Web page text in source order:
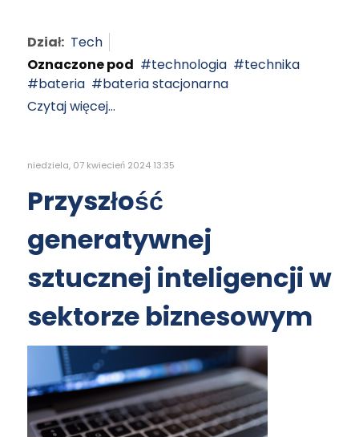
Dział: Tech
Oznaczone pod
technologia
technika
bateria
bateria stacjonarna
Czytaj więcej...
niedziela, 07 kwiecień 2024 13:35
Przyszłość
generatywnej
sztucznej inteligencji w
sektorze biznesowym